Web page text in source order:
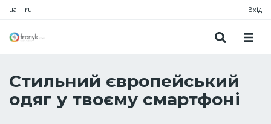
ua | ru Вхід
Стильний європейський
одяг у твоєму смартфоні